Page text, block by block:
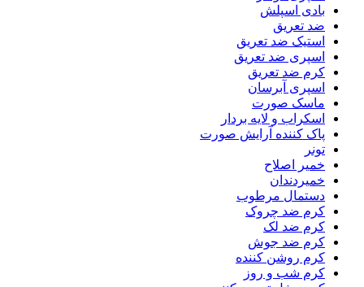
بادی اسپلش
ضد تعریق
استیک ضد تعریق
اسپری ضد تعریق
کرم ضد تعریق
اسپری آبرسان
ماسک صورت
اسکراب و لایه بردار
پاک کننده آرایش صورت
تونر
خمیر اصلاح
خمیردندان
دستمال مرطوب
کرم ضد چروک
کرم ضد لک
کرم ضد جوش
کرم روشن کننده
کرم شب و روز